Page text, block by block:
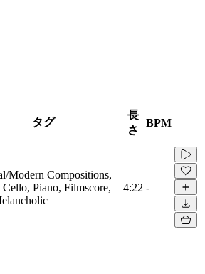
タグ
長
さ
BPM
Modern Compositions,
Cello, Piano, Filmscore,
4:22 -